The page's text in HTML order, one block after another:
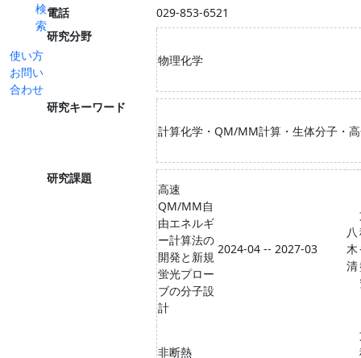
検
索
使い方
お問い
合わせ
電話
029-853-6521
研究分野
物理化学
研究キーワード
計算化学・QM/MM計算・生体分子・
研究課題
高速
QM/MM自
由エネルギ
ー計算法の
開発と新規
蛍光プロー
ブの分子設
計
2024-04 -- 2027-03
八
木
清
非断熱